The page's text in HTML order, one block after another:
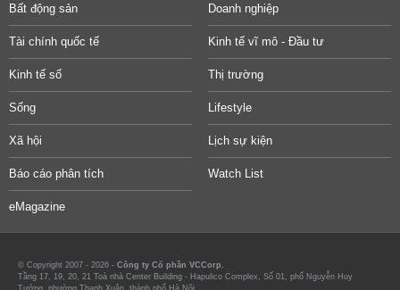
Bất động sản Doanh nghiệp
Tài chính quốc tế Kinh tế vĩ mô - Đầu tư
Kinh tế số Thị trường
Sống Lifestyle
Xã hội Lịch sự kiện
Báo cáo phân tích Watch List
eMagazine
© Copyright 2007 - 2026 - Công ty Cổ phần VCCorp.
Tầng 17, 19, 20, 21 Toà nhà Center Building - Hapulico Complex, Số 01, phố Nguyễn Huy
Tưởng, phường Thanh Xuân, thành phố Hà Nội